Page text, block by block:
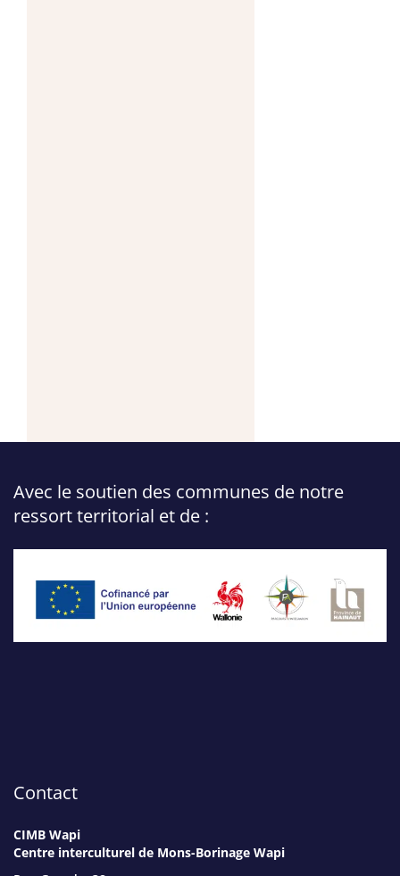
Avec le soutien des communes de notre
ressort territorial et de :
Contact
CIMB Wapi
Centre interculturel de Mons-Borinage Wapi